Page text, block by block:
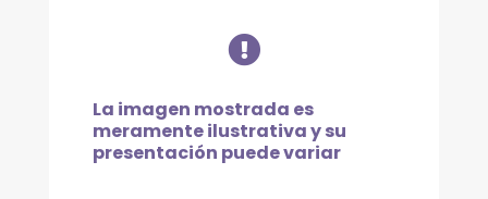
ESPECIFICACIÓN
EXACTA)
1

La imagen mostrada es
meramente ilustrativa y su
presentación puede variar